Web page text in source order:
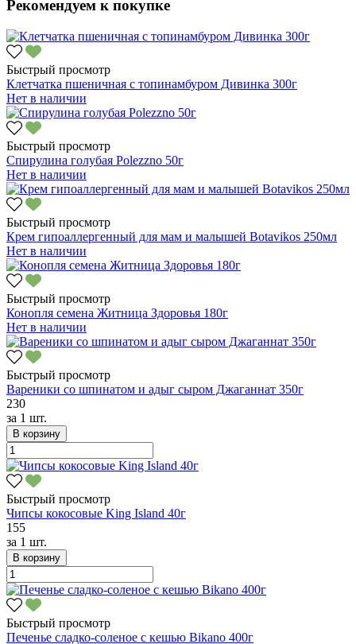
Рекомендуем к покупке
Быстрый просмотр
Клетчатка пшеничная с топинамбуром Дивинка 300г
Нет в наличии
Быстрый просмотр
Спирулина голубая Polezzno 50г
Нет в наличии
Быстрый просмотр
Крем гипоаллергенный для мам и малышей Botavikos 250мл
Нет в наличии
Быстрый просмотр
Конопля семена Житница Здоровья 180г
Нет в наличии
Быстрый просмотр
Вареники со шпинатом и адыг сыром Джаганнат 350г
230
за 1 шт.
В корзину
Быстрый просмотр
Чипсы кокосовые King Island 40г
155
за 1 шт.
В корзину
Быстрый просмотр
Печенье сладко-соленое с кешью Bikano 400г